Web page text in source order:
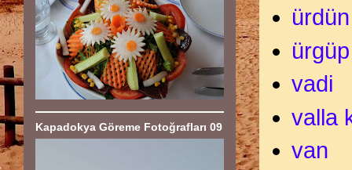
ürdün
ürgüp
vadi
valla
van
Kapadokya Göreme Fotoğrafları 09